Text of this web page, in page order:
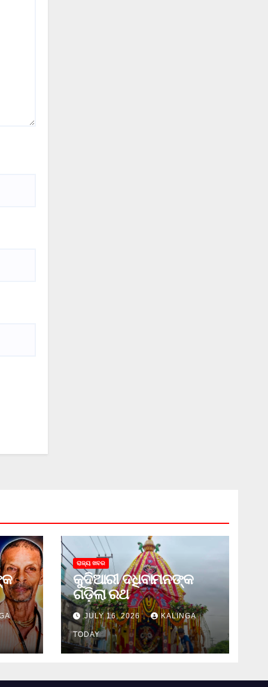
ରାଜ୍ୟ ଖବର
କୁଦିଆରୀ ଦଧିବାମନଙ୍କ
ଗଡ଼ିଲା ରଥ
JULY 16, 2026 KALINGA
TODAY